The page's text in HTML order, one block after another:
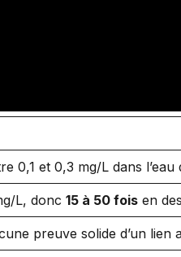
0,1 et 0,3 mg/L dans
L, donc 15 à 50 fois en
preuve solide d’un lien